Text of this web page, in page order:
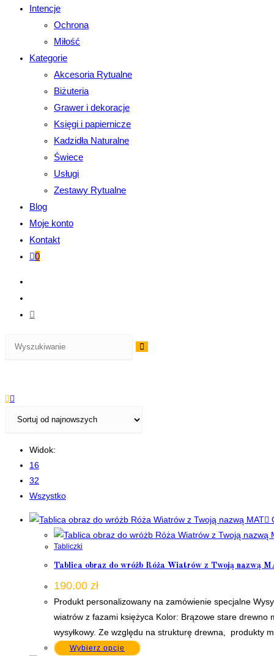
Intencje
Ochrona
Miłość
Kategorie
Akcesoria Rytualne
Biżuteria
Grawer i dekoracje
Księgi i papiernicze
Kadzidła Naturalne
Świece
Usługi
Zestawy Rytualne
Blog
Moje konto
Kontakt
0
Widok:
16
32
Wszystko
Tabliczki
Tablica obraz do wróżb Róża Wiatrów z Twoją nazwą
190.00 zł
Produkt personalizowany na zamówienie specjalne
wiatrów z fazami księżyca Kolor: Brązowe stare drewno
wysyłkowy. Ze względu na strukturę drewna, produkty
Wybierz opcje